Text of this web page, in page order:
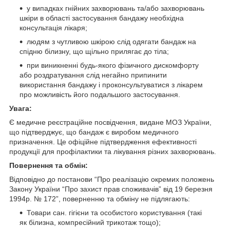
у випадках гнійних захворювань та/або захворювань
шкіри в області застосування бандажу необхідна
консультація лікаря;
людям з чутливою шкірою слід одягати бандаж на
спідню білизну, що щільно прилягає до тіла;
при виникненні будь-якого фізичного дискомфорту
або роздратування слід негайно припинити
використання бандажу і проконсультуватися з лікарем
про можливість його подальшого застосування.
Увага:
Є медичне реєстраційне посвідчення, видане МОЗ України,
що підтверджує, що бандаж є виробом медичного
призначення. Це офіційне підтвердження ефективності
продукції для профілактики та лікування різних захворювань.
Повернення та обмін:
Відповідно до постанови “Про реалізацію окремих положень
Закону України “Про захист прав споживачів” від 19 березня
1994р. № 172”, поверненню та обміну не підлягають:
Товари сан. гігієни та особистого користування (такі
як білизна, компресійний трикотаж тощо);